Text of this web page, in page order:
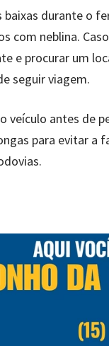
baixas durante o
com neblina.
e procurar um
seguir viagem.
veículo antes de
para evitar